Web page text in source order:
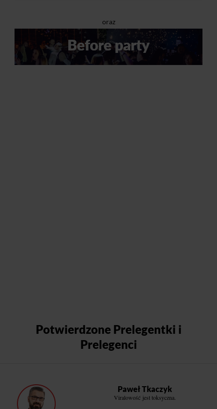
oraz
Potwierdzone Prelegentki i
Prelegenci
Paweł Tkaczyk
Viralowość jest toksyczna.